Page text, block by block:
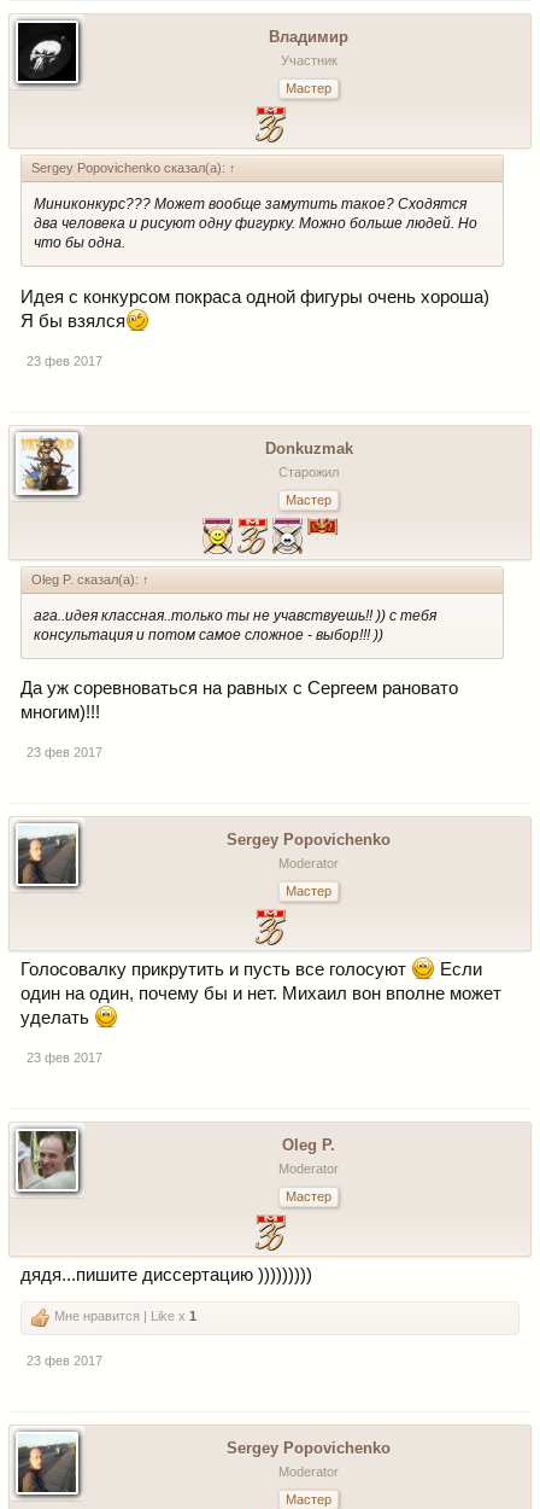
Владимир
Участник
Мастер
Sergey Popovichenko сказал(а): ↑
Миниконкурс??? Может вообще замутить такое? Сходятся
два человека и рисуют одну фигурку. Можно больше людей. Но
что бы одна.
Идея с конкурсом покраса одной фигуры очень хороша)
Я бы взялся
23 фев 2017
Donkuzmak
Старожил
Мастер
Oleg P. сказал(а): ↑
ага..идея классная..только ты не учавствуешь!! )) с тебя
консультация и потом самое сложное - выбор!!! ))
Да уж соревноваться на равных с Сергеем рановато
многим)!!!
23 фев 2017
Sergey Popovichenko
Moderator
Мастер
Голосовалку прикрутить и пусть все голосуют
Если
один на один, почему бы и нет. Михаил вон вполне может
уделать
23 фев 2017
Oleg P.
Moderator
Мастер
дядя...пишите диссертацию )))))))))
Мне нравится | Like x 1
23 фев 2017
Sergey Popovichenko
Moderator
Мастер